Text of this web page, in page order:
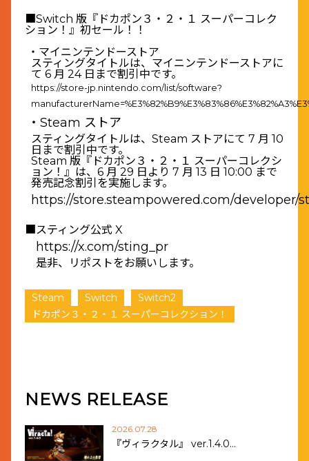
■Switch 版『ドカポン３・２・１ スーパーコレク
ション！』初セール！！
・マイニンテンドーストア
スティングタイトルは、マイニンテンドーストアに
て 6 月 24 日まで割引中です。
https://store-jp.nintendo.com/list/software?
・Steam ストア
スティングタイトルは、Steam ストアにて 7 月 10
日まで割引中です。
Steam 版『ドカポン３・２・１ スーパーコレクシ
ョン！』は、6 月 29 日より 7 月 13 日 10:00 まで
発売記念割引を実施します。
https://store.steampowered.com/developer/
■スティング公式 X
https://x.com/sting_pr
是非、リポストをお願いします。
Steam Switch
Switch2
ドカポン３・２・１ スーパーコレクション！
NEWS RELEASE
2026.07.28
『ヴィラクタル』 ver.1.4.0…